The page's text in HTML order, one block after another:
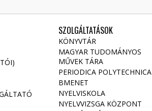
SZOLGÁLTATÁSOK
KÖNYVTÁR
MAGYAR TUDOMÁNYOS
MŰVEK TÁRA
PERIODICA POLYTECHNICA
BMENET
NYELVISKOLA
NYELVVIZSGA KÖZPONT